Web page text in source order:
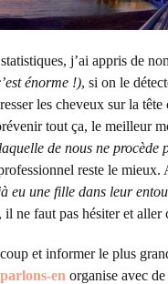
j’ai appris de
énorme !), si on le
les cheveux sur la
tout ça, le meilleur
de nous ne procède
reste le mieux.
eu une fille dans leur
, il ne faut pas hésiter et aller
et informer le plus
en organise avec